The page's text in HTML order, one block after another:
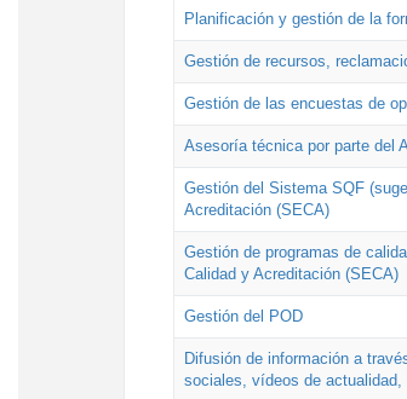
Planificación y gestión de la
Gestión de recursos,
Gestión de las encuestas de
Asesoría técnica por parte del
Gestión del Sistema SQF
Acreditación (SECA)
Gestión de programas de
Calidad y Acreditación (SECA)
Gestión del POD
Difusión de información a
sociales, vídeos de